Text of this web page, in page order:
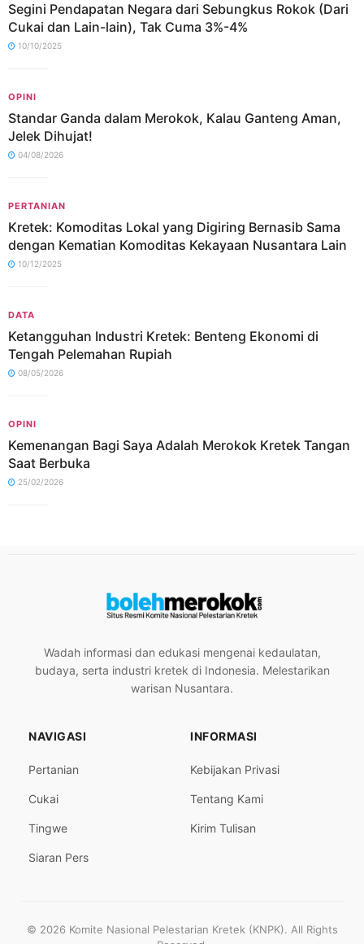
Segini Pendapatan Negara dari Sebungkus Rokok (Dari
Cukai dan Lain-lain), Tak Cuma 3%-4%
10/10/2025
OPINI
Standar Ganda dalam Merokok, Kalau Ganteng Aman,
Jelek Dihujat!
04/08/2026
PERTANIAN
Kretek: Komoditas Lokal yang Digiring Bernasib Sama
dengan Kematian Komoditas Kekayaan Nusantara Lain
10/12/2025
DATA
Ketangguhan Industri Kretek: Benteng Ekonomi di
Tengah Pelemahan Rupiah
08/05/2026
OPINI
Kemenangan Bagi Saya Adalah Merokok Kretek Tangan
Saat Berbuka
25/02/2026
Wadah informasi dan edukasi mengenai kedaulatan,
budaya, serta industri kretek di Indonesia. Melestarikan
warisan Nusantara.
NAVIGASI
Pertanian
Cukai
Tingwe
Siaran Pers
INFORMASI
Kebijakan Privasi
Tentang Kami
Kirim Tulisan
© 2026 Komite Nasional Pelestarian Kretek (KNPK). All Rights